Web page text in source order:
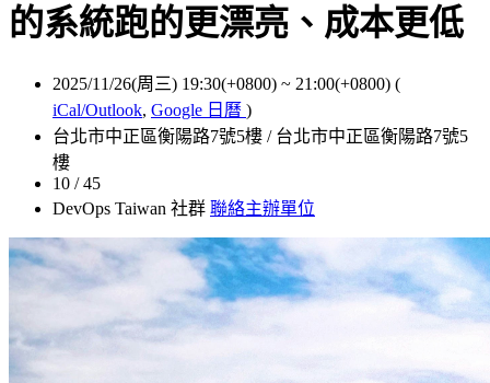
的系統跑的更漂亮、成本更低
2025/11/26(周三) 19:30(+0800) ~ 21:00(+0800) (
iCal/Outlook, Google 日曆 )
台北市中正區衡陽路7號5樓 / 台北市中正區衡陽路7號5
樓
10 / 45
DevOps Taiwan 社群 聯絡主辦單位